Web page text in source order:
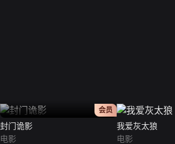
正片
会员
封门诡影
电影
我爱灰太狼
电影